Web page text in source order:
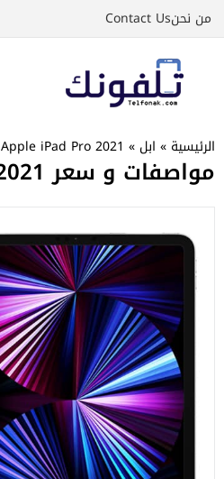
إلىمن نحنContact Us
الرئيسية » ابل »
Apple iPad Pro 2021
مواصفات و سعر Apple iPad Pro 2021